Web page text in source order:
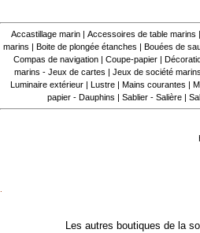
Accastillage marin Accessoires de table marins
marins
Boite de plongée étanches Bouées de
Compas de navigation| Coupe-papier|
marins - Jeux de cartes
Jeux de société
Luminaire extérieur| Lustre| Mains courantes
papier - Dauphins
Sablier - Salière|
.
Les autres boutiques de la